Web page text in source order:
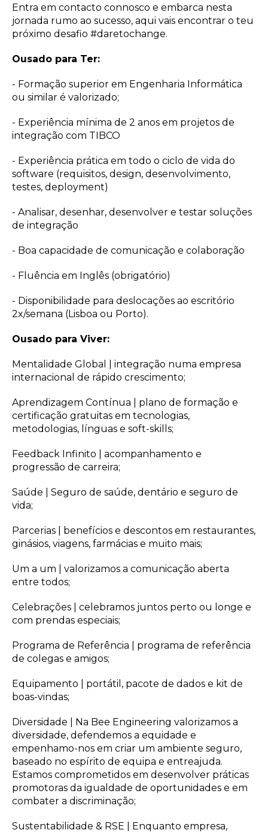
Entra em contacto connosco e embarca nesta
jornada rumo ao sucesso, aqui vais encontrar o teu
próximo desafio #daretochange.
Ousado para Ter:
- Formação superior em Engenharia Informática
ou similar é valorizado;
- Experiência mínima de 2 anos em projetos de
integração com TIBCO
- Experiência prática em todo o ciclo de vida do
software (requisitos, design, desenvolvimento,
testes, deployment)
- Analisar, desenhar, desenvolver e testar soluções
de integração
- Boa capacidade de comunicação e colaboração
- Fluência em Inglês (obrigatório)
- Disponibilidade para deslocações ao escritório
2x/semana (Lisboa ou Porto).
Ousado para Viver:
Mentalidade Global | integração numa empresa
internacional de rápido crescimento;
Aprendizagem Contínua | plano de formação e
certificação gratuitas em tecnologias,
metodologias, línguas e soft-skills;
Feedback Infinito | acompanhamento e
progressão de carreira;
Saúde | Seguro de saúde, dentário e seguro de
vida;
Parcerias | benefícios e descontos em restaurantes,
ginásios, viagens, farmácias e muito mais;
Um a um | valorizamos a comunicação aberta
entre todos;
Celebrações | celebramos juntos perto ou longe e
com prendas especiais;
Programa de Referência | programa de referência
de colegas e amigos;
Equipamento | portátil, pacote de dados e kit de
boas-vindas;
Diversidade | Na Bee Engineering valorizamos a
diversidade, defendemos a equidade e
empenhamo-nos em criar um ambiente seguro,
baseado no espírito de equipa e entreajuda.
Estamos comprometidos em desenvolver práticas
promotoras da igualdade de oportunidades e em
combater a discriminação;
Sustentabilidade & RSE | Enquanto empresa,